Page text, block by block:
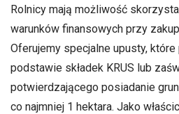
Rolnicy mają możliwość
warunków finansowych przy
Oferujemy specjalne upusty,
podstawie składek KRUS lub
potwierdzającego posiadanie
co najmniej 1 hektara. Jako